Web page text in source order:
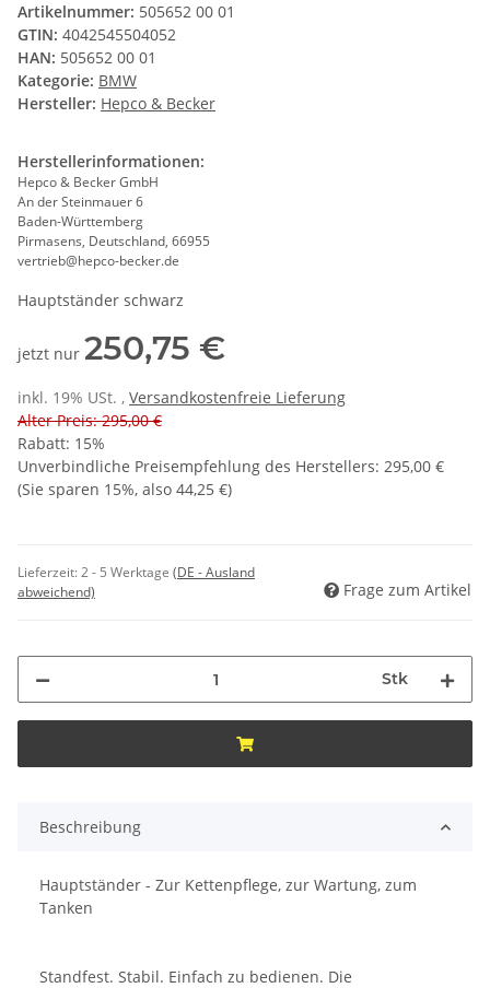
Artikelnummer: 505652 00 01
GTIN: 4042545504052
HAN: 505652 00 01
Kategorie: BMW
Hersteller: Hepco & Becker
Herstellerinformationen:
Hepco & Becker GmbH
An der Steinmauer 6
Baden-Württemberg
Pirmasens, Deutschland, 66955
vertrieb@hepco-becker.de
Hauptständer schwarz
jetzt nur 250,75 €
inkl. 19% USt. , Versandkostenfreie Lieferung
Alter Preis: 295,00 €
Rabatt: 15%
Unverbindliche Preisempfehlung des Herstellers: 295,00 €
(Sie sparen 15%, also 44,25 €)
Lieferzeit:2 - 5 Werktage (DE - Ausland
abweichend)
Frage zum Artikel
Stk
Beschreibung
Hauptständer - Zur Kettenpflege, zur Wartung, zum
Tanken
Standfest. Stabil. Einfach zu bedienen. Die